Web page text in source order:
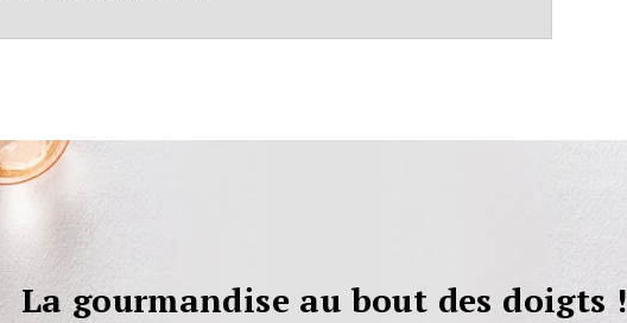
La gourmandise au bout des doigts !